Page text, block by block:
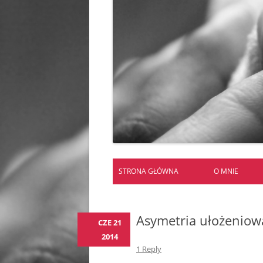
STRONA GŁÓWNA O MNIE
Asymetria
1 Reply
CZE 21
2014